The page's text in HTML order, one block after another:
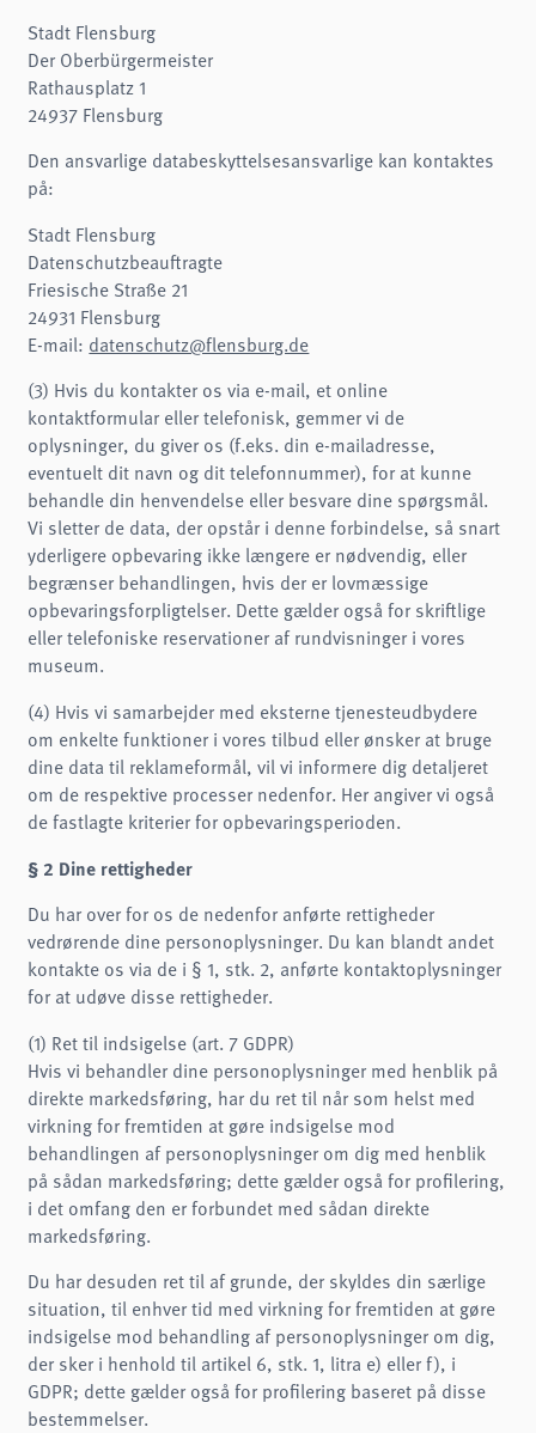
Stadt Flensburg
Der Oberbürgermeister
Rathausplatz 1
24937 Flensburg
Den ansvarlige databeskyttelsesansvarlige kan kontaktes
på:
Stadt Flensburg
Datenschutzbeauftragte
Friesische Straße 21
24931 Flensburg
E-mail: datenschutz@flensburg.de
(3) Hvis du kontakter os via e-mail, et online
kontaktformular eller telefonisk, gemmer vi de
oplysninger, du giver os (f.eks. din e-mailadresse,
eventuelt dit navn og dit telefonnummer), for at kunne
behandle din henvendelse eller besvare dine spørgsmål.
Vi sletter de data, der opstår i denne forbindelse, så snart
yderligere opbevaring ikke længere er nødvendig, eller
begrænser behandlingen, hvis der er lovmæssige
opbevaringsforpligtelser. Dette gælder også for skriftlige
eller telefoniske reservationer af rundvisninger i vores
museum.
(4) Hvis vi samarbejder med eksterne tjenesteudbydere
om enkelte funktioner i vores tilbud eller ønsker at bruge
dine data til reklameformål, vil vi informere dig detaljeret
om de respektive processer nedenfor. Her angiver vi også
de fastlagte kriterier for opbevaringsperioden.
§ 2 Dine rettigheder
Du har over for os de nedenfor anførte rettigheder
vedrørende dine personoplysninger. Du kan blandt andet
kontakte os via de i § 1, stk. 2, anførte kontaktoplysninger
for at udøve disse rettigheder.
(1) Ret til indsigelse (art. 7 GDPR)
Hvis vi behandler dine personoplysninger med henblik på
direkte markedsføring, har du ret til når som helst med
virkning for fremtiden at gøre indsigelse mod
behandlingen af personoplysninger om dig med henblik
på sådan markedsføring; dette gælder også for profilering,
i det omfang den er forbundet med sådan direkte
markedsføring.
Du har desuden ret til af grunde, der skyldes din særlige
situation, til enhver tid med virkning for fremtiden at gøre
indsigelse mod behandling af personoplysninger om dig,
der sker i henhold til artikel 6, stk. 1, litra e) eller f), i
GDPR; dette gælder også for profilering baseret på disse
bestemmelser.